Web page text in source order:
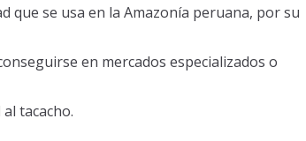
que se usa en la Amazonía peruana, por su
en mercados especializados o
tacacho.